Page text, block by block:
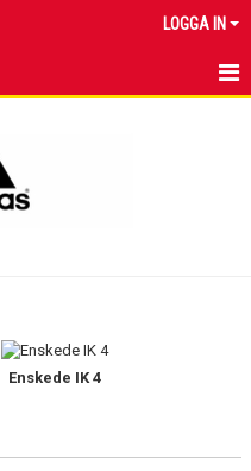
LOGGA IN
Enskede IK 4